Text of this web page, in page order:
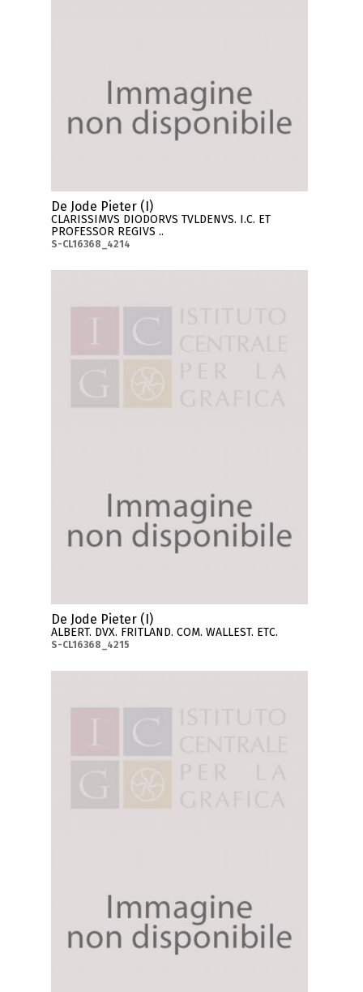
De Jode Pieter (I)
CLARISSIMVS DIODORVS TVLDENVS. I.C. ET
PROFESSOR REGIVS ..
S-CL16368_4214
De Jode Pieter (I)
ALBERT. DVX. FRITLAND. COM. WALLEST. ETC.
S-CL16368_4215